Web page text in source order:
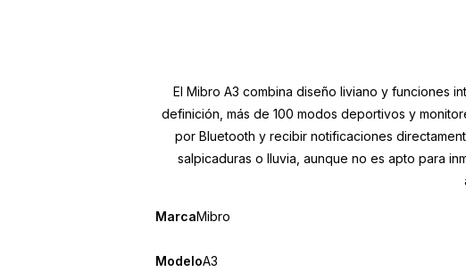
El Mibro A3 combina diseño liviano y funciones
definición, más de 100 modos deportivos y
por Bluetooth y recibir notificaciones
salpicaduras o lluvia, aunque no es apto para
MarcaMibro
ModeloA3